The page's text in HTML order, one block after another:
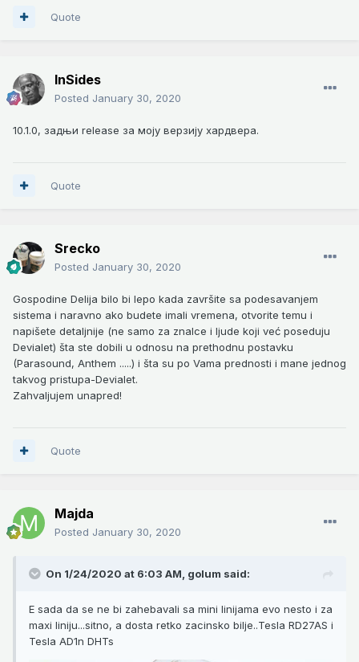
Quote
InSides
Posted January 30, 2020
10.1.0, задњи release за моју верзију хардвера.
Quote
Srecko
Posted January 30, 2020
Gospodine Delija bilo bi lepo kada završite sa podesavanjem
sistema i naravno ako budete imali vremena, otvorite temu i
napišete detaljnije (ne samo za znalce i ljude koji već poseduju
Devialet) šta ste dobili u odnosu na prethodnu postavku
(Parasound, Anthem .....) i šta su po Vama prednosti i mane jednog
takvog pristupa-Devialet.
Zahvaljujem unapred!
Quote
Majda
Posted January 30, 2020
On 1/24/2020 at 6:03 AM, golum said:
E sada da se ne bi zahebavali sa mini linijama evo nesto i za
maxi liniju...sitno, a dosta retko zacinsko bilje..Tesla RD27AS i
Tesla AD1n DHTs